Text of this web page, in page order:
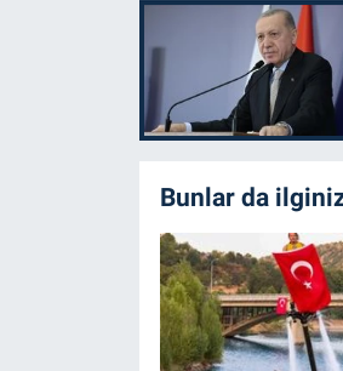
Bunlar da